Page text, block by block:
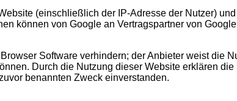
(einschließlich der IP-Adresse der Nutzer)
können von Google an Vertragspartner von
Software verhindern; der Anbieter weist die
Durch die Nutzung dieser Website erklären
benannten Zweck einverstanden.